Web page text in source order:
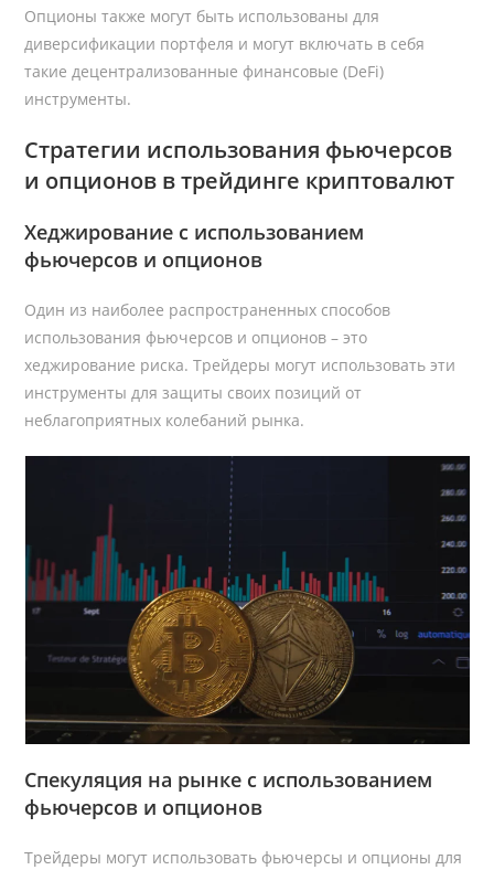
Опционы также могут быть использованы для
диверсификации портфеля и могут включать в себя
такие децентрализованные финансовые (DeFi)
инструменты.
Стратегии использования фьючерсов
и опционов в трейдинге криптовалют
Хеджирование с использованием
фьючерсов и опционов
Один из наиболее распространенных способов
использования фьючерсов и опционов – это
хеджирование риска. Трейдеры могут использовать эти
инструменты для защиты своих позиций от
неблагоприятных колебаний рынка.
Спекуляция на рынке с использованием
фьючерсов и опционов
Трейдеры могут использовать фьючерсы и опционы для